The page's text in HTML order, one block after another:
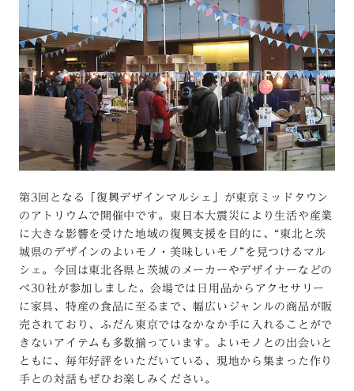
第3回となる「復興デザインマルシェ」が東京ミッドタウン
のアトリウムで開催中です。東日本大震災により生活や産業
に大きな影響を受けた地域の復興支援を目的に、“東北と茨
城県のデザインのよいモノ・美味しいモノ”を見つけるマル
シェ。今回は東北各県と茨城のメーカーやデザイナーなどの
べ30社が参加しました。会場では日用品からアクセサリー
に家具、特産の食品に至るまで、幅広いジャンルの商品が販
売されており、ふだん東京ではなかなか手に入れることがで
きないアイテムも多数揃っています。よいモノとの出会いと
ともに、毎年好評をいただいている、現地から集まった作り
手との対話もぜひお楽しみください。